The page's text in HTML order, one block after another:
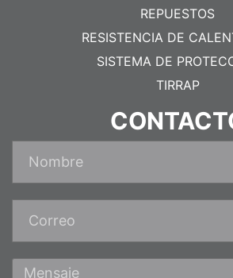
REPUESTOS
RESISTENCIA DE
SISTEMA DE
TIRRAP